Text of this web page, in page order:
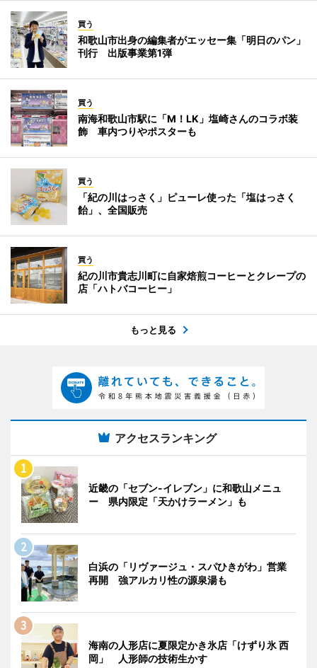
買う
和歌山市出身の編集者がエッセー集「明日のパン」
刊行 出版事業第1弾
買う
南海和歌山市駅に「M！LK」塩崎さんのコラボ装
飾 車内つりやポスターも
買う
「紀の川はっさく」ピューレ使った「塩はっさく
飴」、全国販売
買う
紀の川市貴志川町に自家焙煎コーヒーとクレープの
店「ハトバコーヒー」
もっと見る
アクセスランキング
近畿の「セブン-イレブン」に和歌山メニュ
ー 県内限定「天かけラーメン」も
白浜の「リヴァージュ・スパひきがわ」営業
再開 強アルカリ性の源泉湯も
海南の人形店に夏限定かき氷店「けずり氷 西
岡」 人形師の技術生かす